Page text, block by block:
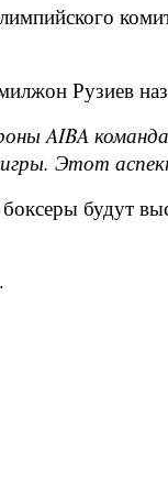
Рузиев
AIBA
Этот
будут
.